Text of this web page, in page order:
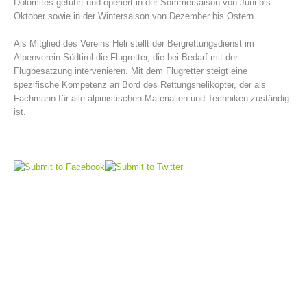
Bergrettungsstellen
Dolomites geführt und operiert in der Sommersaison von Juni bis
Oktober sowie in der Wintersaison von Dezember bis Ostern.
Als Mitglied des Vereins Heli stellt der Bergrettungsdienst im
Alpenverein Südtirol die Flugretter, die bei Bedarf mit der
Flugbesatzung intervenieren. Mit dem Flugretter steigt eine
spezifische Kompetenz an Bord des Rettungshelikopter, der als
Fachmann für alle alpinistischen Materialien und Techniken zuständig
ist.